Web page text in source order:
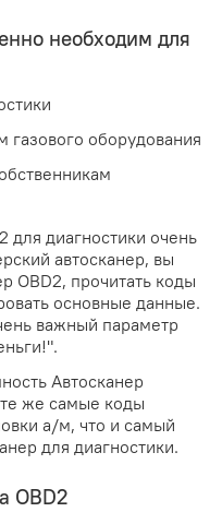
необходим для
газового оборудования
для диагностики очень
автосканер, вы
OBD2, прочитать коды
основные данные.
важный параметр
Автосканер
те же самые коды
а/м, что и самый
для диагностики.
OBD2